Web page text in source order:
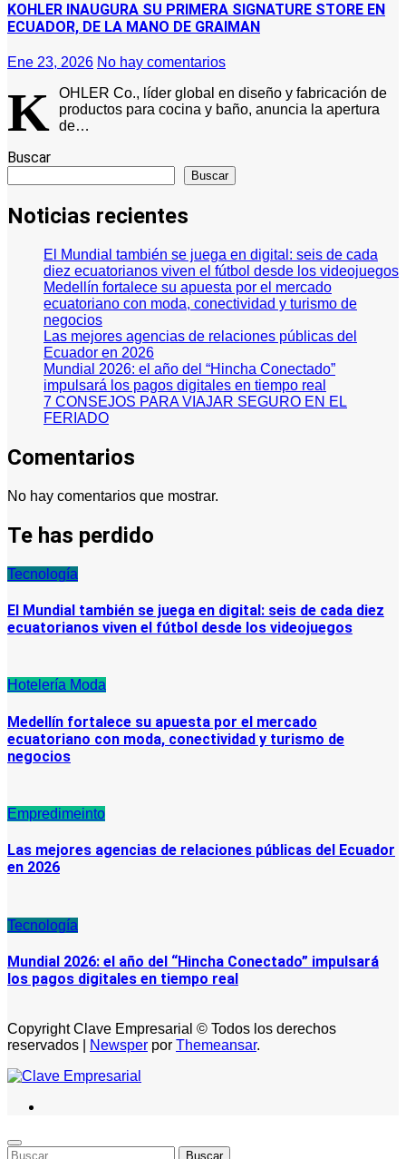
KOHLER INAUGURA SU PRIMERA SIGNATURE STORE EN
ECUADOR, DE LA MANO DE GRAIMAN
Ene 23, 2026 No hay comentarios
K OHLER Co., líder global en diseño y fabricación de
productos para cocina y baño, anuncia la apertura
de…
Buscar
Buscar
Noticias recientes
El Mundial también se juega en digital: seis de cada
diez ecuatorianos viven el fútbol desde los videojuegos
Medellín fortalece su apuesta por el mercado
ecuatoriano con moda, conectividad y turismo de
negocios
Las mejores agencias de relaciones públicas del
Ecuador en 2026
Mundial 2026: el año del “Hincha Conectado”
impulsará los pagos digitales en tiempo real
7 CONSEJOS PARA VIAJAR SEGURO EN EL
FERIADO
Comentarios
No hay comentarios que mostrar.
Te has perdido
Tecnología
El Mundial también se juega en digital: seis de cada diez
ecuatorianos viven el fútbol desde los videojuegos
Hotelería Moda
Medellín fortalece su apuesta por el mercado
ecuatoriano con moda, conectividad y turismo de
negocios
Empredimeinto
Las mejores agencias de relaciones públicas del Ecuador
en 2026
Tecnología
Mundial 2026: el año del “Hincha Conectado” impulsará
los pagos digitales en tiempo real
Copyright Clave Empresarial © Todos los derechos
reservados
Newsper por Themeansar.
Buscar: